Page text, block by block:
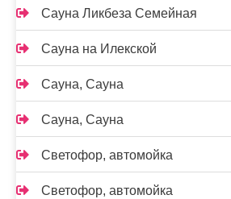
Сауна Ликбеза Семейная
Сауна на Илекской
Сауна, Сауна
Сауна, Сауна
Светофор, автомойка
Светофор, автомойка